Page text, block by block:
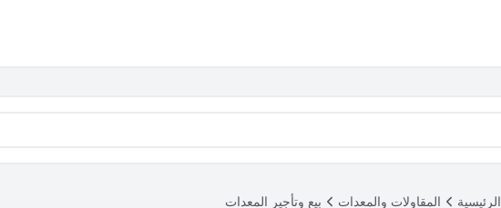
الرئيسية المقاولات والمعدات بيع وتأجير المعدات